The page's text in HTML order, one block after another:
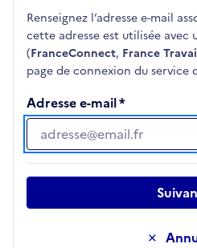
Renseignez l’adresse e-mail
cette adresse est utilisée avec
(FranceConnect, France
page de connexion du service
Adresse e-mail
Adresse e-mail